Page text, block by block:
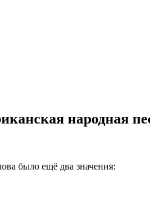
народная
было ещё два значения: